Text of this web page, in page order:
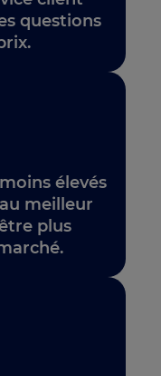
questions
élevés
meilleur
plus